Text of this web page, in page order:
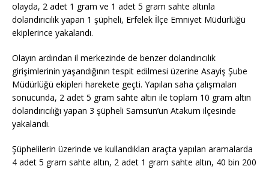
olayda, 2 adet 1 gram ve 1 adet 5 gram sahte altınla
dolandırıcılık yapan 1 şüpheli, Erfelek İlçe Emniyet Müdürlüğü
ekiplerince yakalandı.
Olayın ardından il merkezinde de benzer dolandırıcılık
girişimlerinin yaşandığının tespit edilmesi üzerine Asayiş Şube
Müdürlüğü ekipleri harekete geçti. Yapılan saha çalışmaları
sonucunda, 2 adet 5 gram sahte altın ile toplam 10 gram altın
dolandırıcılığı yapan 3 şüpheli Samsun’un Atakum ilçesinde
yakalandı.
Şüphelilerin üzerinde ve kullandıkları araçta yapılan aramalarda
4 adet 5 gram sahte altın, 2 adet 1 gram sahte altın, 40 bin 200